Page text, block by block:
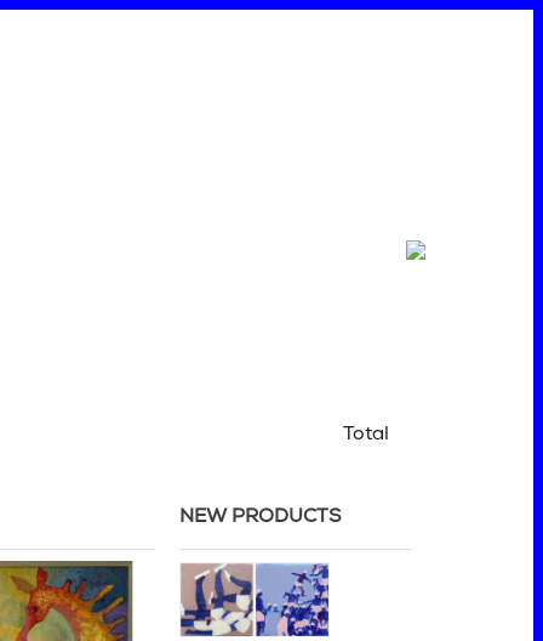
Total
NEW PRODUCTS